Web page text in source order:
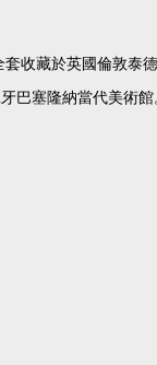
收藏於英國倫敦泰
巴塞隆納當代美術館